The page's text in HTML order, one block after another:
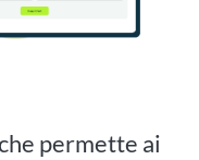
permette ai